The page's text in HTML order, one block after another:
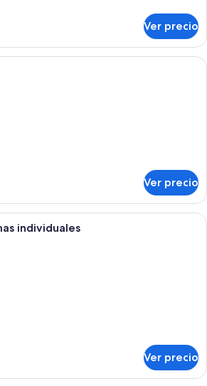
Ver precio
Ver precio
Habitación de hotel con dos camas
individuales
Ver precio